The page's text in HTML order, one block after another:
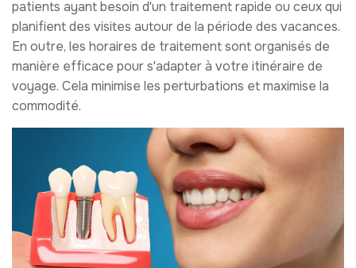
patients ayant besoin d'un traitement rapide ou ceux qui
planifient des visites autour de la période des vacances.
En outre, les horaires de traitement sont organisés de
manière efficace pour s'adapter à votre itinéraire de
voyage. Cela minimise les perturbations et maximise la
commodité.